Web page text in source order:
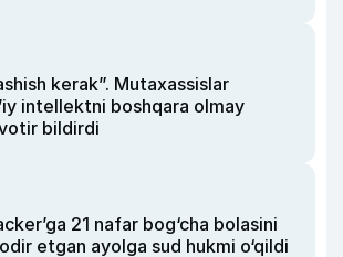
kerak”. Mutaxassislar
intellektni boshqara olmay
bildirdi
21 nafar bog‘cha bolasini
etgan ayolga sud hukmi o‘qildi